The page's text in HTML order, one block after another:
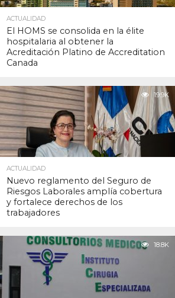
ACTUALIDAD
El HOMS se consolida en la élite
hospitalaria al obtener la
Acreditación Platino de Accreditation
Canada
19.9K
ACTUALIDAD
Nuevo reglamento del Seguro de
Riesgos Laborales amplía cobertura
y fortalece derechos de los
trabajadores
18.8K